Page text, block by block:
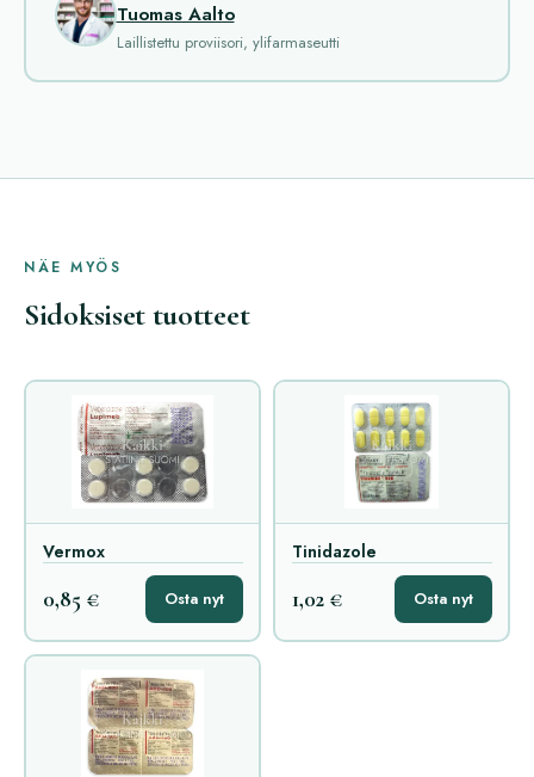
Tuomas Aalto
Laillistettu proviisori, ylifarmaseutti
NÄE MYÖS
Sidoksiset tuotteet
Vermox
0,85 € Osta nyt
Tinidazole
1,02 € Osta nyt